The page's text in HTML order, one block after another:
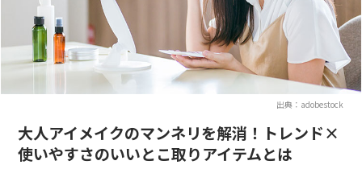
出典：adobestock
大人アイメイクのマンネリを解消！トレンド×
使いやすさのいいとこ取りアイテムとは